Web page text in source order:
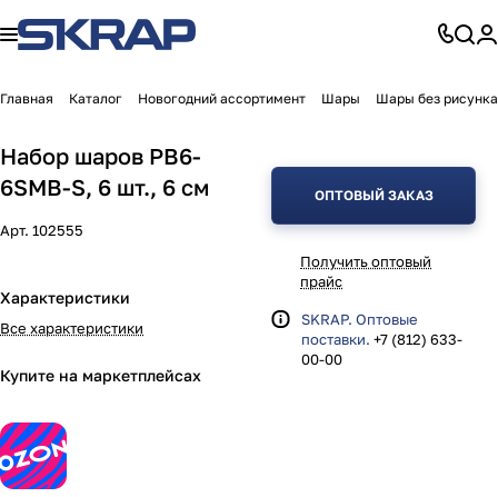
Главная Каталог Новогодний ассортимент Шары Шары без рисунка
Набор шаров PB6-
6SMB-S, 6 шт., 6 см
Арт. 102555
Характеристики
Все характеристики
Купите на маркетплейсах
ОПТОВЫЙ ЗАКАЗ
Получить оптовый
прайс
SKRAP. Оптовые
поставки. +7 (812) 633-
00-00